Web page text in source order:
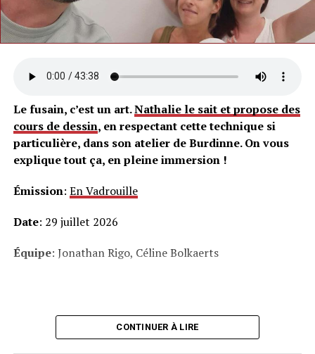
Le fusain, c’est un art.Nathalie le sait et propose des
cours de dessin, en respectant cette technique si
particulière, dans son atelier de Burdinne. On vous
explique tout ça, en pleine immersion !
Émission: En Vadrouille
Date: 29 juillet 2026
Équipe: Jonathan Rigo, Céline Bolkaerts
CONTINUER À LIRE